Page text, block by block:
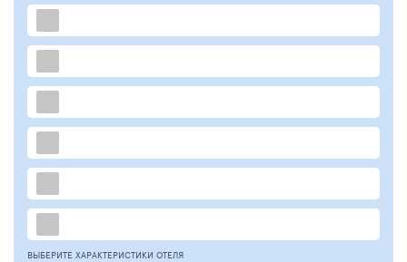
ВЫБЕРИТЕ ХАРАКТЕРИСТИКИ ОТЕЛЯ